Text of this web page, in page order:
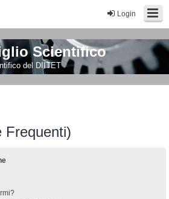
Login
Scientifico
del DIITET
Frequenti)